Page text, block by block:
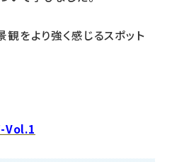
をより強く感じるスポット
-Vol.1